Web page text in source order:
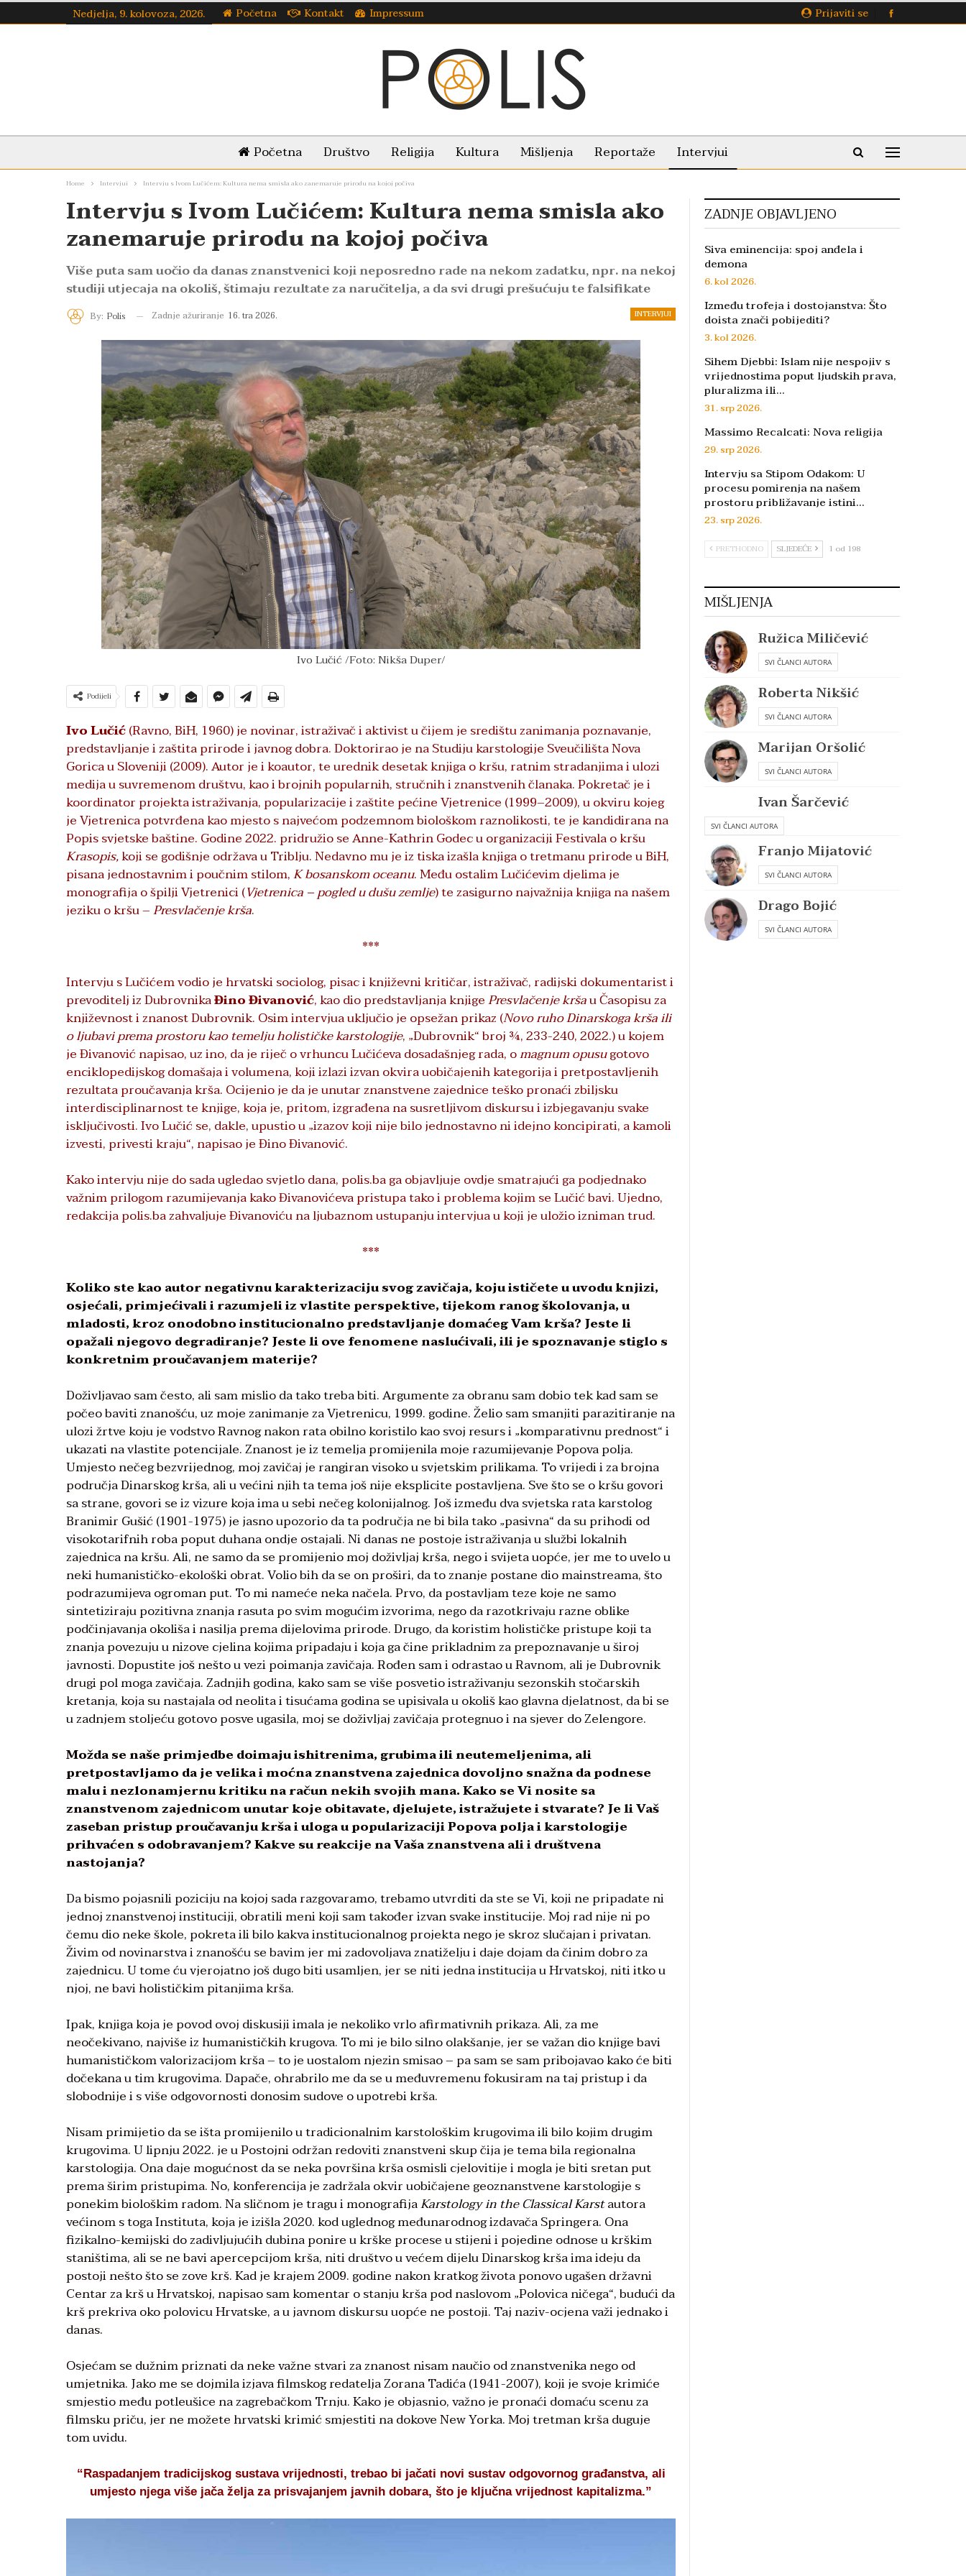
Prijaviti se
Nedjelja, 9. kolovoza, 2026. Početna Kontakt Impressum
Početna Društvo Religija Kultura Mišljenja Reportaže Intervjui
Home Intervjui Intervju s Ivom Lučićem: Kultura nema smisla ako zanemaruje prirodu na kojoj počiva
Intervju s Ivom Lučićem: Kultura nema smisla ako
zanemaruje prirodu na kojoj počiva
Više puta sam uočio da danas znanstvenici koji neposredno rade na nekom zadatku, npr. na nekoj
studiji utjecaja na okoliš, štimaju rezultate za naručitelja, a da svi drugi prešućuju te falsifikate
INTERVJUI
By: Polis Zadnje ažuriranje 16. tra 2026.
Ivo Lučić /Foto: Nikša Duper/
Podijeli
Ivo Lučić(Ravno, BiH, 1960) je novinar, istraživač i aktivist u čijem je središtu zanimanja poznavanje,
predstavljanje i zaštita prirode i javnog dobra. Doktorirao je na Studiju karstologije Sveučilišta Nova
Gorica u Sloveniji (2009). Autor je i koautor, te urednik desetak knjiga o kršu, ratnim stradanjima i ulozi
medija u suvremenom društvu, kao i brojnih popularnih, stručnih i znanstvenih članaka. Pokretač je i
koordinator projekta istraživanja, popularizacije i zaštite pećine Vjetrenice (1999–2009), u okviru kojeg
je Vjetrenica potvrđena kao mjesto s najvećom podzemnom biološkom raznolikosti, te je kandidirana na
Popis svjetske baštine. Godine 2022. pridružio se Anne-Kathrin Godec u organizaciji Festivala o kršu
Krasopis,koji se godišnje održava u Triblju. Nedavno mu je iz tiska izašla knjiga o tretmanu prirode u BiH,
pisana jednostavnim i poučnim stilom,K bosanskom oceanu. Među ostalim Lučićevim djelima je
monografija o špilji Vjetrenici (Vjetrenica – pogled u dušu zemlje) te zasigurno najvažnija knjiga na našem
jeziku o kršu –Presvlačenje krša.
***
Intervju s Lučićem vodio je hrvatski sociolog, pisac i književni kritičar, istraživač, radijski dokumentarist i
prevoditelj iz DubrovnikaĐino Đivanović, kao dio predstavljanja knjigePresvlačenje kršau Časopisu za
književnost i znanost Dubrovnik. Osim intervjua uključio je opsežan prikaz (Novo ruho Dinarskoga krša ili
o ljubavi prema prostoru kao temelju holističke karstologije, „Dubrovnik“ broj ¾, 233-240, 2022.) u kojem
je Đivanović napisao, uz ino, da je riječ o vrhuncu Lučićeva dosadašnjeg rada, omagnum opusugotovo
enciklopedijskog domašaja i volumena, koji izlazi izvan okvira uobičajenih kategorija i pretpostavljenih
rezultata proučavanja krša. Ocijenio je da je unutar znanstvene zajednice teško pronaći zbiljsku
interdisciplinarnost te knjige, koja je, pritom, izgrađena na susretljivom diskursu i izbjegavanju svake
isključivosti. Ivo Lučić se, dakle, upustio u „izazov koji nije bilo jednostavno ni idejno koncipirati, a kamoli
izvesti, privesti kraju“, napisao je Đino Đivanović.
Kako intervju nije do sada ugledao svjetlo dana, polis.ba ga objavljuje ovdje smatrajući ga podjednako
važnim prilogom razumijevanja kako Đivanovićeva pristupa tako i problema kojim se Lučić bavi. Ujedno,
redakcija polis.ba zahvaljuje Đivanoviću na ljubaznom ustupanju intervjua u koji je uložio izniman trud.
***
Koliko ste kao autor negativnu karakterizaciju svog zavičaja, koju ističete u uvodu knjizi,
osjećali, primjećivali i razumjeli iz vlastite perspektive, tijekom ranog školovanja, u
mladosti, kroz onodobno institucionalno predstavljanje domaćeg Vam krša? Jeste li
opažali njegovo degradiranje? Jeste li ove fenomene naslućivali, ili je spoznavanje stiglo s
konkretnim proučavanjem materije?
Doživljavao sam često, ali sam mislio da tako treba biti. Argumente za obranu sam dobio tek kad sam se
počeo baviti znanošću, uz moje zanimanje za Vjetrenicu, 1999. godine. Želio sam smanjiti parazitiranje na
ulozi žrtve koju je vodstvo Ravnog nakon rata obilno koristilo kao svoj resurs i „komparativnu prednost“ i
ukazati na vlastite potencijale. Znanost je iz temelja promijenila moje razumijevanje Popova polja.
Umjesto nečeg bezvrijednog, moj zavičaj je rangiran visoko u svjetskim prilikama. To vrijedi i za brojna
područja Dinarskog krša, ali u većini njih ta tema još nije eksplicite postavljena. Sve što se o kršu govori
sa strane, govori se iz vizure koja ima u sebi nečeg kolonijalnog. Još između dva svjetska rata karstolog
Branimir Gušić (1901-1975) je jasno upozorio da ta područja ne bi bila tako „pasivna“ da su prihodi od
visokotarifnih roba poput duhana ondje ostajali. Ni danas ne postoje istraživanja u službi lokalnih
zajednica na kršu. Ali, ne samo da se promijenio moj doživljaj krša, nego i svijeta uopće, jer me to uvelo u
neki humanističko-ekološki obrat. Volio bih da se on proširi, da to znanje postane dio mainstreama, što
podrazumijeva ogroman put. To mi nameće neka načela. Prvo, da postavljam teze koje ne samo
sintetiziraju pozitivna znanja rasuta po svim mogućim izvorima, nego da razotkrivaju razne oblike
podčinjavanja okoliša i nasilja prema dijelovima prirode. Drugo, da koristim holističke pristupe koji ta
znanja povezuju u nizove cjelina kojima pripadaju i koja ga čine prikladnim za prepoznavanje u široj
javnosti. Dopustite još nešto u vezi poimanja zavičaja. Rođen sam i odrastao u Ravnom, ali je Dubrovnik
drugi pol moga zavičaja. Zadnjih godina, kako sam se više posvetio istraživanju sezonskih stočarskih
kretanja, koja su nastajala od neolita i tisućama godina se upisivala u okoliš kao glavna djelatnost, da bi se
u zadnjem stoljeću gotovo posve ugasila, moj se doživljaj zavičaja protegnuo i na sjever do Zelengore.
Možda se naše primjedbe doimaju ishitrenima, grubima ili neutemeljenima, ali
pretpostavljamo da je velika i moćna znanstvena zajednica dovoljno snažna da podnese
malu i nezlonamjernu kritiku na račun nekih svojih mana. Kako se Vi nosite sa
znanstvenom zajednicom unutar koje obitavate, djelujete, istražujete i stvarate? Je li Vaš
zaseban pristup proučavanju krša i uloga u popularizaciji Popova polja i karstologije
prihvaćen s odobravanjem? Kakve su reakcije na Vaša znanstvena ali i društvena
nastojanja?
Da bismo pojasnili poziciju na kojoj sada razgovaramo, trebamo utvrditi da ste se Vi, koji ne pripadate ni
jednoj znanstvenoj instituciji, obratili meni koji sam također izvan svake institucije. Moj rad nije ni po
čemu dio neke škole, pokreta ili bilo kakva institucionalnog projekta nego je skroz slučajan i privatan.
Živim od novinarstva i znanošću se bavim jer mi zadovoljava znatiželju i daje dojam da činim dobro za
zajednicu. U tome ću vjerojatno još dugo biti usamljen, jer se niti jedna institucija u Hrvatskoj, niti itko u
njoj, ne bavi holističkim pitanjima krša.
Ipak, knjiga koja je povod ovoj diskusiji imala je nekoliko vrlo afirmativnih prikaza. Ali, za me
neočekivano, najviše iz humanističkih krugova. To mi je bilo silno olakšanje, jer se važan dio knjige bavi
humanističkom valorizacijom krša – to je uostalom njezin smisao – pa sam se sam pribojavao kako će biti
dočekana u tim krugovima. Dapače, ohrabrilo me da se u međuvremenu fokusiram na taj pristup i da
slobodnije i s više odgovornosti donosim sudove o upotrebi krša.
Nisam primijetio da se išta promijenilo u tradicionalnim karstološkim krugovima ili bilo kojim drugim
krugovima. U lipnju 2022. je u Postojni održan redoviti znanstveni skup čija je tema bila regionalna
karstologija. Ona daje mogućnost da se neka površina krša osmisli cjelovitije i mogla je biti sretan put
prema širim pristupima. No, konferencija je zadržala okvir uobičajene geoznanstvene karstologije s
ponekim biološkim radom. Na sličnom je tragu i monografijaKarstology in the Classical Karstautora
većinom s toga Instituta, koja je izišla 2020. kod uglednog međunarodnog izdavača Springera. Ona
fizikalno-kemijski do zadivljujućih dubina ponire u krške procese u stijeni i pojedine odnose u krškim
staništima, ali se ne bavi apercepcijom krša, niti društvo u većem dijelu Dinarskog krša ima ideju da
postoji nešto što se zove krš. Kad je krajem 2009. godine nakon kratkog života ponovo ugašen državni
Centar za krš u Hrvatskoj, napisao sam komentar o stanju krša pod naslovom „Polovica ničega“, budući da
krš prekriva oko polovicu Hrvatske, a u javnom diskursu uopće ne postoji. Taj naziv-ocjena važi jednako i
danas.
Osjećam se dužnim priznati da neke važne stvari za znanost nisam naučio od znanstvenika nego od
umjetnika. Jako me se dojmila izjava filmskog redatelja Zorana Tadića (1941-2007), koji je svoje krimiće
smjestio među potleušice na zagrebačkom Trnju. Kako je objasnio, važno je pronaći domaću scenu za
filmsku priču, jer ne možete hrvatski krimić smjestiti na dokove New Yorka. Moj tretman krša duguje
tom uvidu.
“Raspadanjem tradicijskog sustava vrijednosti, trebao bi jačati novi sustav odgovornog građanstva, ali
umjesto njega više jača želja za prisvajanjem javnih dobara, što je ključna vrijednost kapitalizma.”
ZADNJE OBJAVLJENO
Siva eminencija: spoj anđela i
demona
6. kol 2026.
Između trofeja i dostojanstva: Što
doista znači pobijediti?
3. kol 2026.
Sihem Djebbi: Islam nije nespojiv s
vrijednostima poput ljudskih prava,
pluralizma ili…
31. srp 2026.
Massimo Recalcati: Nova religija
29. srp 2026.
Intervju sa Stipom Odakom: U
procesu pomirenja na našem
prostoru približavanje istini…
23. srp 2026.
PRETHODNO SLJEDEĆE 1 od 198
MIŠLJENJA
Ružica Miličević
SVI ČLANCI AUTORA
Roberta Nikšić
SVI ČLANCI AUTORA
Marijan Oršolić
SVI ČLANCI AUTORA
Ivan Šarčević
SVI ČLANCI AUTORA
Franjo Mijatović
SVI ČLANCI AUTORA
Drago Bojić
SVI ČLANCI AUTORA